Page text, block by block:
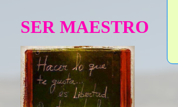
SER MAESTRO